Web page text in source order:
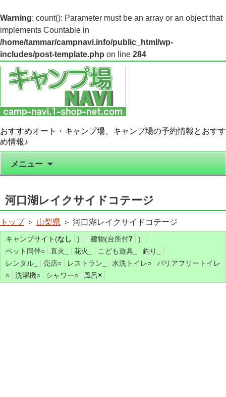
Warning: count(): Parameter must be an array or an object that
implements Countable in
/home/tammar/campnavi.info/public_html/wp-
includes/post-template.php on line 284
おすすめオート・キャンプ場、キャンプ場の予約情報とおすす
め情報♪
メニュー
河口湖レイクサイドコテージ
トップ＞ 山梨県 ＞ 河口湖レイクサイドコテージ
キャンプサイト(なし ) 建物(台所付7
)
ペット同伴○ 直火 花火 こども遊具 釣り
レンタル
売店○ レストラン 水洗トイレ○
バリアフリートイレ
○
洗濯機○ シャワー○ 風呂×